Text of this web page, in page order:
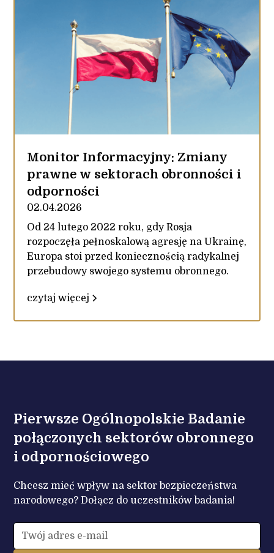
Monitor Informacyjny: Zmiany
prawne w sektorach obronności i
odporności
02.04.2026
Od 24 lutego 2022 roku, gdy Rosja
rozpoczęła pełnoskalową agresję na Ukrainę,
Europa stoi przed koniecznością radykalnej
przebudowy swojego systemu obronnego.
czytaj więcej
Pierwsze Ogólnopolskie Badanie
połączonych sektorów obronnego
i odpornościowego
Chcesz mieć wpływ na sektor bezpieczeństwa
narodowego? Dołącz do uczestników badania!